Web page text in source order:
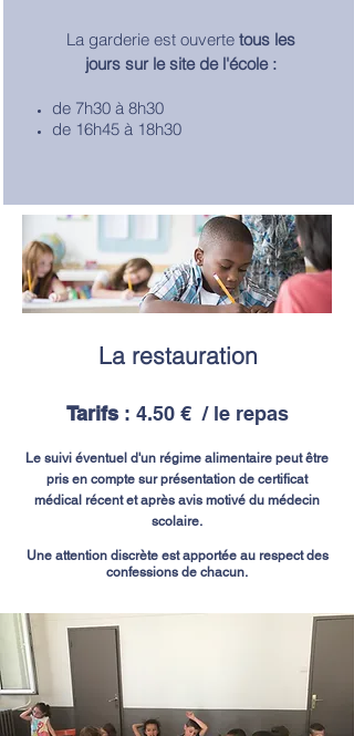
La garderie est ouverte tous les
jours sur le site de l'école :
de 7h30 à 8h30
de 16h45 à 18h30
La restauration
Tarifs: 4.50 € / le repas
Le suivi éventuel d'un régime alimentaire peut être
pris en compte sur présentation de certificat
médical récent et après avis motivé du médecin
scolaire.
Une attention discrète est apportée au respect des
confessions de chacun.